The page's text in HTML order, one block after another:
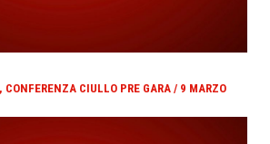
CIULLO PRE GARA / 9 MARZO